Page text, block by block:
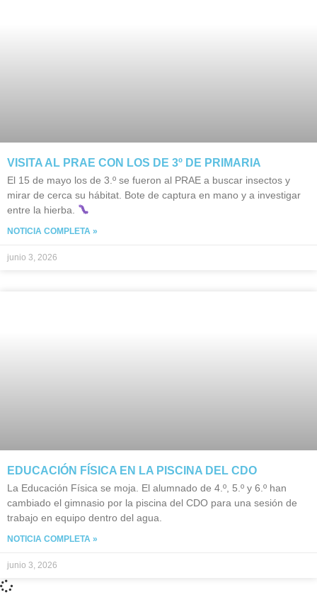
VISITA AL PRAE CON LOS DE 3º DE PRIMARIA
El 15 de mayo los de 3.º se fueron al PRAE a buscar insectos y
mirar de cerca su hábitat. Bote de captura en mano y a investigar
entre la hierba.
NOTICIA COMPLETA »
junio 3, 2026
EDUCACIÓN FÍSICA EN LA PISCINA DEL CDO
La Educación Física se moja. El alumnado de 4.º, 5.º y 6.º han
cambiado el gimnasio por la piscina del CDO para una sesión de
trabajo en equipo dentro del agua.
NOTICIA COMPLETA »
junio 3, 2026